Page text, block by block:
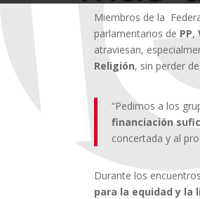
Miembros de la
parlamentarios de PP,
atraviesan,
Religión, sin perder
“Pedimos a los
financiación
concertada y al
Durante los
para la equidad y la